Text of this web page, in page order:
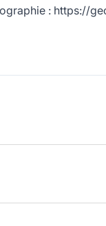
: https://